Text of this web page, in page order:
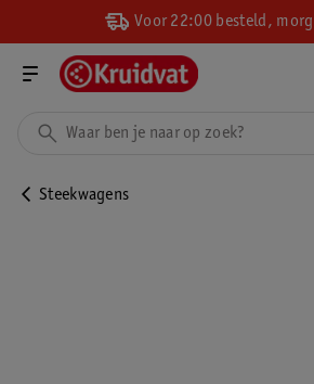
Voor 22:00 besteld,
Steekwagens